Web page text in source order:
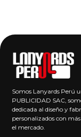
Somos Lanyards Perú
PUBLICIDAD SAC,
dedicada al diseño y
personalizados con
el mercado.